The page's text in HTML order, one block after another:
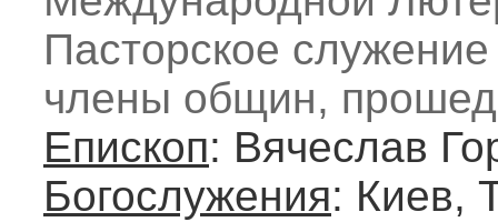
Пасторское
члены общин,
Епископ: Вячеслав
Богослужения: Киев,